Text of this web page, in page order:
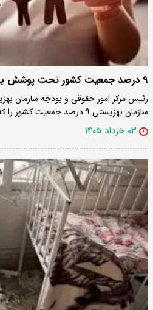
۹ درصد جمعیت کشور تحت پوشش بهزیستی هستند
رئیس مرکز امور حقوقی و بودجه سازمان
سازمان بهزیستی ۹ درصد جمعیت کشور را که معادل ۱۱ درصد…
۰۳ خرداد ۱۴۰۵